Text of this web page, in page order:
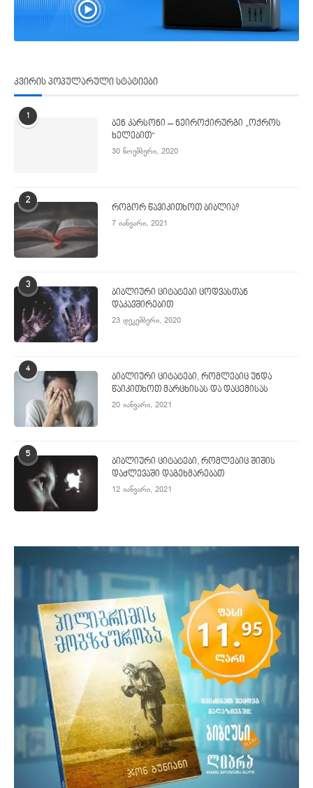
კვირის პოპულარული სტატიები
1
ბენ კარსონი – ნეიროქირურგი „ოქროს
ხელებით“
30 ნოემბერი, 2020
2
როგორ წავიკითხოთ ბიბლია?
7 იანვარი, 2021
3
ბიბლიური ციტატები ცოდვასთან
დაკავშირებით
23 დეკემბერი, 2020
4
ბიბლიური ციტატები, რომლებიც უნდა
წაიკითხოთ მარცხისას და დაცემისას
20 იანვარი, 2021
5
ბიბლიური ციტატები, რომლებიც შიშის
დაძლევაში დაგეხმარებათ
12 იანვარი, 2021